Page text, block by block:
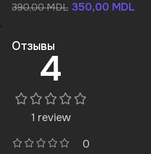
390,00MDL 350,00 MDL
Отзывы
4
1 review
0